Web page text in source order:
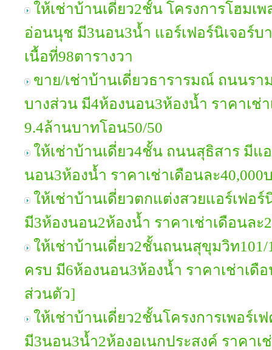
ให้เช่าบ้านเดี่ยว2ชั้น โครงการโฮมเ
อ่อนนุช มี3นอน3น้ำ แอร์เฟอร์นิเจอร์บ
เนื้อที่98ตารางวา
ขาย/เช่าบ้านเดี่ยวธารารมณ์ ถนนรา
บางส่วน มี4ห้องนอน3ห้องน้ำ ราคาเช่
9.4ล้านบาทโอน50/50
ให้เช่าบ้านเดี่ยว4ชั้น ถนนสุธิสาร มีแ
นอน3ห้องน้ำ ราคาเช่าเดือนละ
ให้เช่าบ้านเดี่ยวตกแต่งสวยแอร์เฟอ
มี3ห้องนอน2ห้องน้ำ ราคาเช่าเดือนละ
ให้เช่าบ้านเดี่ยว2ชั้นถนนสุขุมวิท101/
ครบ มี6ห้องนอน3ห้องน้ำ ราคาเช่าเดื
ส่วนตัว]
ให้เช่าบ้านเดี่ยว2ชั้นโครงการเพอร์เ
มี3นอน3น้ำ2ห้องอเนกประสงค์ ราคาเ